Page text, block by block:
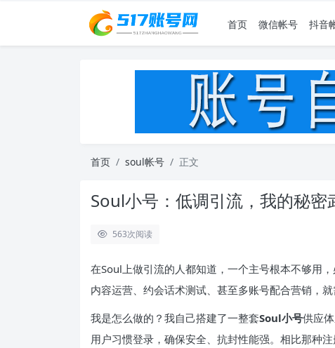
首页 微信帐号 抖音
首页 soul帐号 正文
Soul小号：低调引流，我的秘密
563次阅读
在Soul上做引流的人都知道，一个主号根本不够用
内容运营、约会话术测试、甚至多账号配合营销，
我是怎么做的？我自己搭建了一整套Soul小号供应
用户习惯登录，确保安全、抗封性能强。相比那种